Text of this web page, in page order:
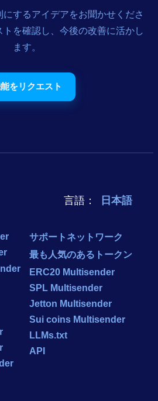
するアイデアをお聞かせくださ
を確認し、今後の改善に活かし
ます。
をリクエスト
言語： 日本語
サポートネットワーク
最も人気のあるトークン
ERC20 Multisender
SPL Multisender
Jetton Multisender
Sui coins Multisender
LLMs.txt
API